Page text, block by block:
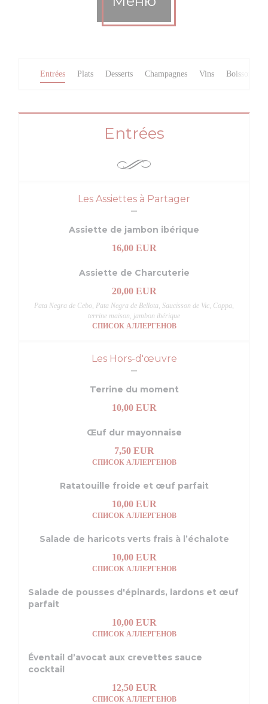
Entrées Plats Desserts Champagnes Vins Boissons
Entrées
Les Assiettes à Partager
Assiette de jambon ibérique
16,00 EUR
Assiette de Charcuterie
20,00 EUR
Pata Negra de Cebo, Pata Negra de Bellota, Saucisson de Vic, Coppa,
terrine maison, jambon ibérique
СПИСОК АЛЛЕРГЕНОВ
Les Hors-d'œuvre
Terrine du moment
10,00 EUR
Œuf dur mayonnaise
7,50 EUR
СПИСОК АЛЛЕРГЕНОВ
Ratatouille froide et œuf parfait
10,00 EUR
СПИСОК АЛЛЕРГЕНОВ
Salade de haricots verts frais à l’échalote
10,00 EUR
СПИСОК АЛЛЕРГЕНОВ
Salade de pousses d'épinards, lardons et œuf
parfait
10,00 EUR
СПИСОК АЛЛЕРГЕНОВ
Éventail d’avocat aux crevettes sauce
cocktail
12,50 EUR
СПИСОК АЛЛЕРГЕНОВ